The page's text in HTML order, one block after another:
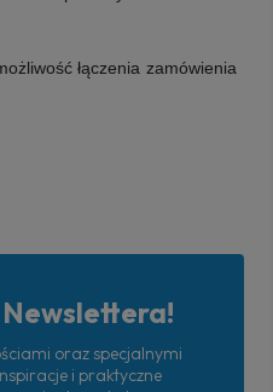
łączenia zamówienia
Newslettera!
oraz specjalnymi
i praktyczne